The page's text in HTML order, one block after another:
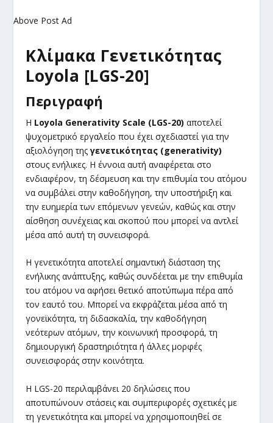
Above Post Ad
Κλίμακα Γενετικότητας
Loyola [LGS-20]
Περιγραφή
Η Loyola Generativity Scale (LGS-20) αποτελεί
ψυχομετρικό εργαλείο που έχει σχεδιαστεί για την
αξιολόγηση τηςγενετικότητας (generativity)
στους ενήλικες. Η έννοια αυτή αναφέρεται στο
ενδιαφέρον, τη δέσμευση και την επιθυμία του ατόμου
να συμβάλει στην καθοδήγηση, την υποστήριξη και
την ευημερία των επόμενων γενεών, καθώς και στην
αίσθηση συνέχειας και σκοπού που μπορεί να αντλεί
μέσα από αυτή τη συνεισφορά.
Η γενετικότητα αποτελεί σημαντική διάσταση της
ενήλικης ανάπτυξης, καθώς συνδέεται με την επιθυμία
του ατόμου να αφήσει θετικό αποτύπωμα πέρα από
τον εαυτό του. Μπορεί να εκφράζεται μέσα από τη
γονεϊκότητα, τη διδασκαλία, την καθοδήγηση
νεότερων ατόμων, την κοινωνική προσφορά, τη
δημιουργική δραστηριότητα ή άλλες μορφές
συνεισφοράς στην κοινότητα.
Η LGS-20 περιλαμβάνει 20 δηλώσεις που
αποτυπώνουν στάσεις και συμπεριφορές σχετικές με
τη γενετικότητα και μπορεί να χρησιμοποιηθεί σε